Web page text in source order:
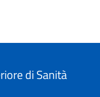
di Sanità